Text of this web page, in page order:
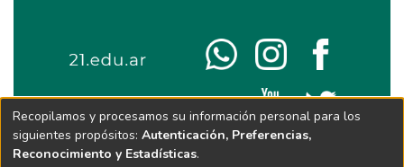
Recopilamos y procesamos su información personal para los
siguientes propósitos: Autenticación, Preferencias,
Reconocimiento y Estadísticas.